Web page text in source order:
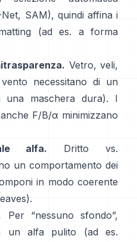
, SAM), quindi affina i
(ad es.
a forma
Vetro, veli,
necessitano di un
maschera dura). I
F/B/α minimizzano
alfa.
Dritto vs.
un comportamento dei
in modo coerente
).
Per “nessuno sfondo”,
un alfa pulito (ad es.